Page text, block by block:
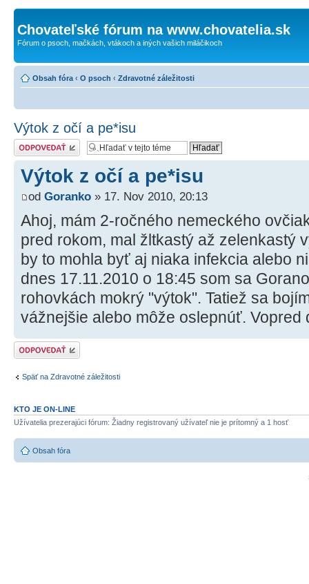
Chovateľské fórum na www.chovatelia.sk
Fórum o psoch, mačkách, vtákoch a iných vašich miláčikoch
Obsah fóra ‹ O psoch ‹ Zdravotné záležitosti
Výtok z očí a pe*isu
Odoslať odpoveď
Výtok z očí a pe*isu
od Goranko » 17. Nov 2010, 20:13
Ahoj, mám 2-ročného nemeckého
pred rokom, mal žltkastý až zelenkastý
by to mohla byť aj niaka infekcia alebo
dnes 17.11.2010 o 18:45 som sa
rohovkách mokrý "výtok". Tatiež sa
vážnejšie alebo môže oslepnúť. Vopred
Odoslať odpoveď
Späť na Zdravotné záležitosti
KTO JE ON-LINE
Užívatelia prezerajúci fórum: Žiadny registrovaný užívateľ nie je prítomný a 1 hosť
Obsah fóra